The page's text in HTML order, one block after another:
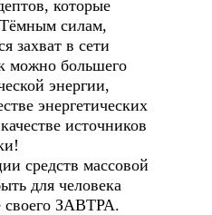
которые
силам,
захват в сети
можно большего
энергии,
энергетических
источников
средств массовой
для человека
своего ЗАВТРА.